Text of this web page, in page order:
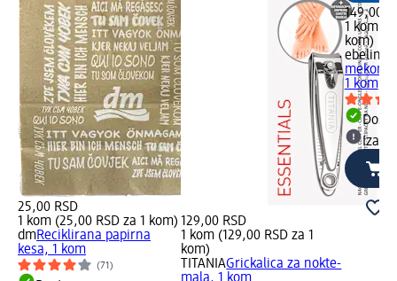
25,00 RSD
1 kom (25,00 RSD za 1 kom)
dmReciklirana papirna
kesa, 1 kom
(71)
129,00 RSD
1 kom (129,00 RSD za 1
kom)
TITANIAGrickalica za nokte-
149,00
1 kom
kom)
ebelin
mekom
1 kom